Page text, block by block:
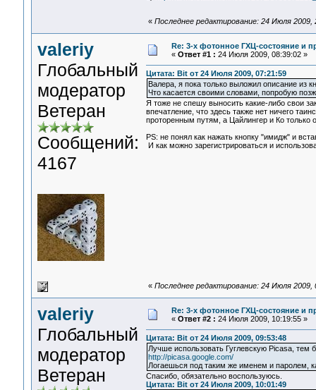
« Последнее редактирование: 24 Июля 2009,
valeriy
Глобальный
модератор
Ветеран
Сообщений:
4167
Re: 3-x фотонное ГХЦ-состояние и
« Ответ #1 : 24 Июля 2009, 08:39:02 »
Цитата: Bit от 24 Июля 2009, 07:21:59
Валера, я пока только выложил описание из
Что касается своими словами, попробую
Я тоже не спешу выносить какие-либо свои
впечатление, что здесь также нет ничего
проторенным путям, а Цайлингер и Ко только
PS: не понял как нажать кнопку "имидж" и
И как можно зарегистрироваться и
« Последнее редактирование: 24 Июля 2009,
valeriy
Глобальный
модератор
Ветеран
Re: 3-x фотонное ГХЦ-состояние и
« Ответ #2 : 24 Июля 2009, 10:19:55 »
Цитата: Bit от 24 Июля 2009, 09:53:48
Лучше использовать Гуглевскую Picasa, тем
http://picasa.google.com/
Логаешься под таким же именем и паролем,
Спасибо, обязательно воспользуюсь.
Цитата: Bit от 24 Июля 2009, 10:01:49